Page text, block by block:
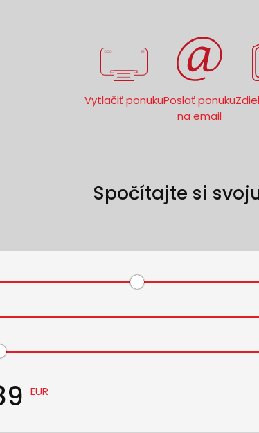
Vytlačiť ponukuPoslať ponuku
na email
Spočítajte si
EUR